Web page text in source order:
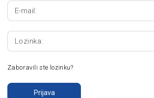
E-mail:
Lozinka:
Zaboravili ste lozinku?
Prijava